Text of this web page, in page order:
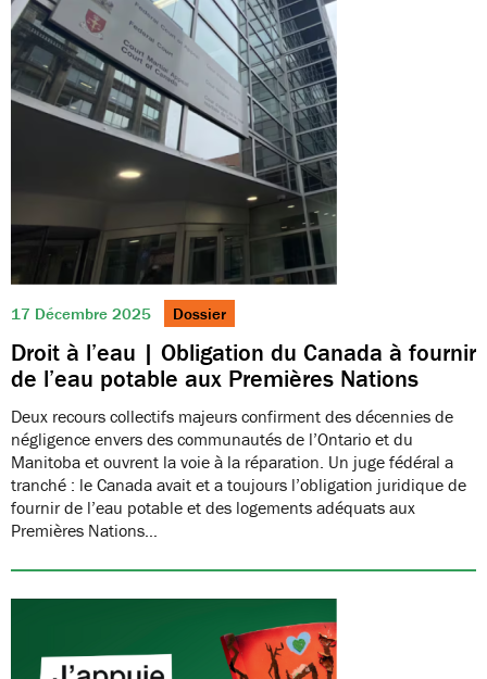
17 Décembre 2025 Dossier
Droit à l’eau | Obligation du Canada à fournir
de l’eau potable aux Premières Nations
Deux recours collectifs majeurs confirment des décennies de
négligence envers des communautés de l’Ontario et du
Manitoba et ouvrent la voie à la réparation. Un juge fédéral a
tranché : le Canada avait et a toujours l’obligation juridique de
fournir de l’eau potable et des logements adéquats aux
Premières Nations…